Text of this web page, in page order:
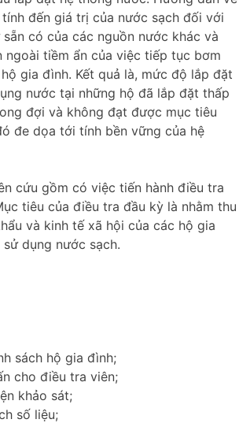
đến giá trị của nước sạch đối với
có của các nguồn nước khác và
ngoài tiềm ẩn của việc tiếp tục bơm
gia đình. Kết quả là, mức độ lắp đặt
nước tại những hộ đã lắp đặt thấp
đợi và không đạt được mục tiêu
đe dọa tới tính bền vững của hệ
cứu gồm có việc tiến hành điều tra
tiêu của điều tra đầu kỳ là nhằm thu
và kinh tế xã hội của các hộ gia
dụng nước sạch.
sách hộ gia đình;
cho điều tra viên;
khảo sát;
số liệu;